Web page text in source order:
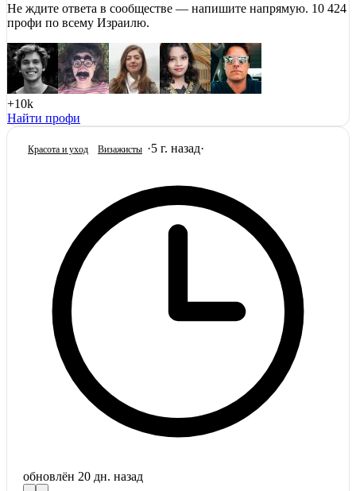
Не ждите ответа в сообществе — напишите напрямую. 10 424
профи по всему Израилю.
+10k
Найти профи
Красота и уход Визажисты ·5 г. назад·
обновлён 20 дн. назад